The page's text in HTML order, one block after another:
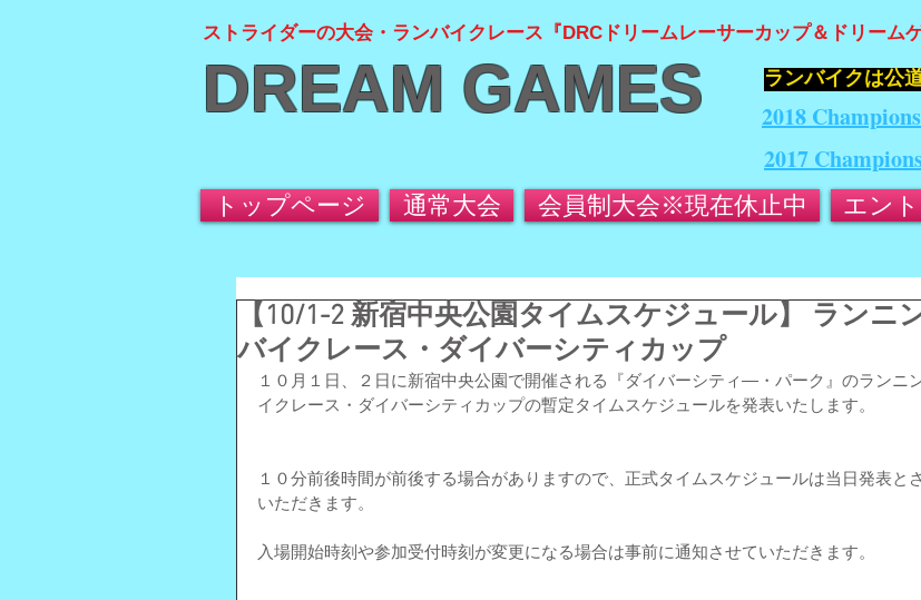
ストライダーの大会・ランバイクレース『DRCドリームレーサーカップ＆ドリーム
DREAM GAMES
2017
2018
ランバイクは公
トップページ 通常大会 会員制大会※現在休止中 エン
【10/1-2 新宿中央公園タイムスケジュール】 ランニ
バイクレース・ダイバーシティカップ
１０月１日、２日に新宿中央公園で開催される『ダイバーシティ―・パーク』のランニ
イクレース・ダイバーシティカップの暫定タイムスケジュールを発表いたします。
１０分前後時間が前後する場合がありますので、正式タイムスケジュールは当日発表と
いただきます。
入場開始時刻や参加受付時刻が変更になる場合は事前に通知させていただきます。